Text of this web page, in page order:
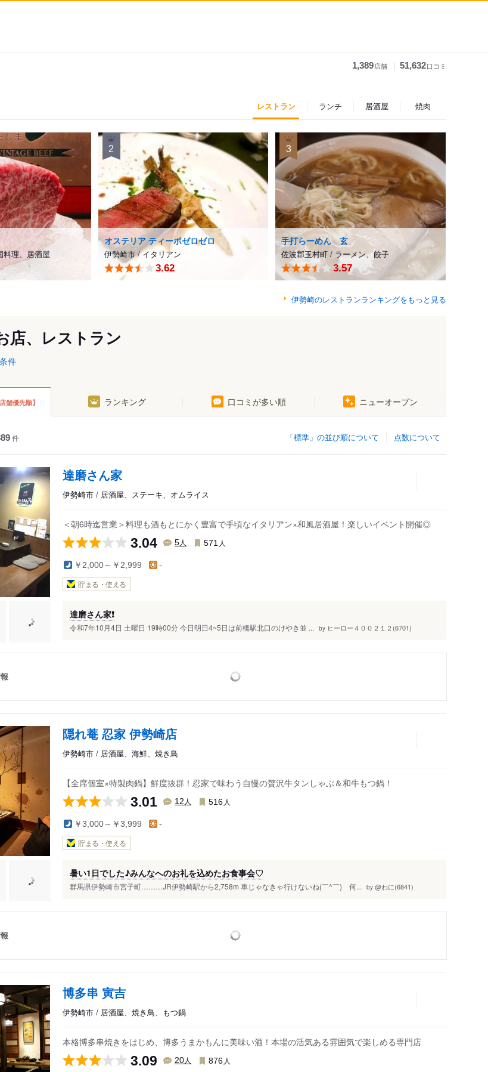
1,389店舗 51,632口コミ
レストラン ランチ 居酒屋 焼肉
料理、居酒屋
2
オステリア ティーポゼロゼロ
伊勢崎市 / イタリアン
3.62
3
手打らーめん 玄
佐波郡玉村町 / ラーメン、餃子
3.57
伊勢崎のレストランランキングをもっと見る
店、レストラン
件
舗優先順】 ランキング 口コミが多い順 ニューオープン
件 点数について
「標準」の並び順について
達磨さん家
伊勢崎市 / 居酒屋、ステーキ、オムライス
＜朝6時迄営業＞料理も酒もとにかく豊富で手頃なイタリアン×和風居酒屋！楽しいイベント開催◎
3.04 5人 571 人
￥2,000～￥2,999 -
貯まる・使える
達磨さん家❗️
令和7年10月4日 土曜日 19時00分 今日明日4~5日は前橋駅北口のけやき並 ... by ヒーロー４００２１２(6701)
隠れ菴 忍家 伊勢崎店
伊勢崎市 / 居酒屋、海鮮、焼き鳥
【全席個室×特製肉鍋】鮮度抜群！忍家で味わう自慢の贅沢牛タンしゃぶ＆和牛もつ鍋！
3.01 12 人 516 人
￥3,000～￥3,999 -
貯まる・使える
暑い1日でした♪みんなへのお礼を込めたお食事会♡
群馬県伊勢崎市宮子町………JR伊勢崎駅から2,758m 車じゃなきゃ行けないね(￣^￣)ゞ何... by @わに(6841)
博多串 寅吉
伊勢崎市 / 居酒屋、焼き鳥、もつ鍋
本格博多串焼きをはじめ、博多うまかもんに美味い酒！本場の活気ある雰囲気で楽しめる専門店
3.09 20人 876 人